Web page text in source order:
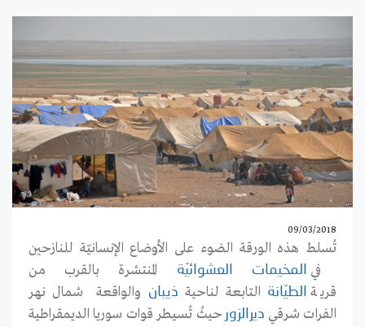
09/03/2018
تُسلط هذه الورقة الضوء على الأوضاع الإنسانيّة للنازحين
في
المخيمات العشوائية
المنتشرة بالقرب من
قرية الطيانة التابعة لناحية ذيبان
والواقعة شمال نهر
الفرات شرقي ديرالزور حيثُ تُسيطر قوات سوريا الديمقراطية